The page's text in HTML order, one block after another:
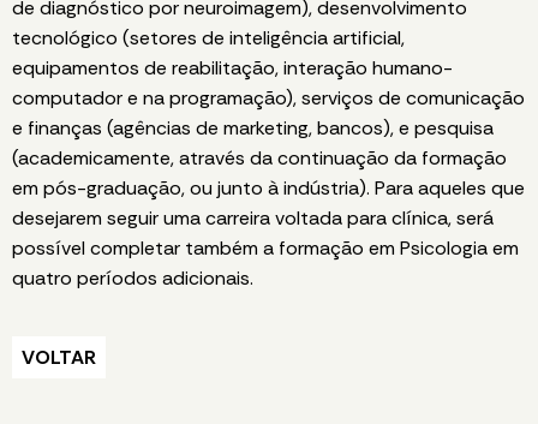
de diagnóstico por neuroimagem), desenvolvimento
tecnológico (setores de inteligência artificial,
equipamentos de reabilitação, interação humano-
computador e na programação), serviços de comunicação
e finanças (agências de marketing, bancos), e pesquisa
(academicamente, através da continuação da formação
em pós-graduação, ou junto à indústria). Para aqueles que
desejarem seguir uma carreira voltada para clínica, será
possível completar também a formação em Psicologia em
quatro períodos adicionais.
VOLTAR